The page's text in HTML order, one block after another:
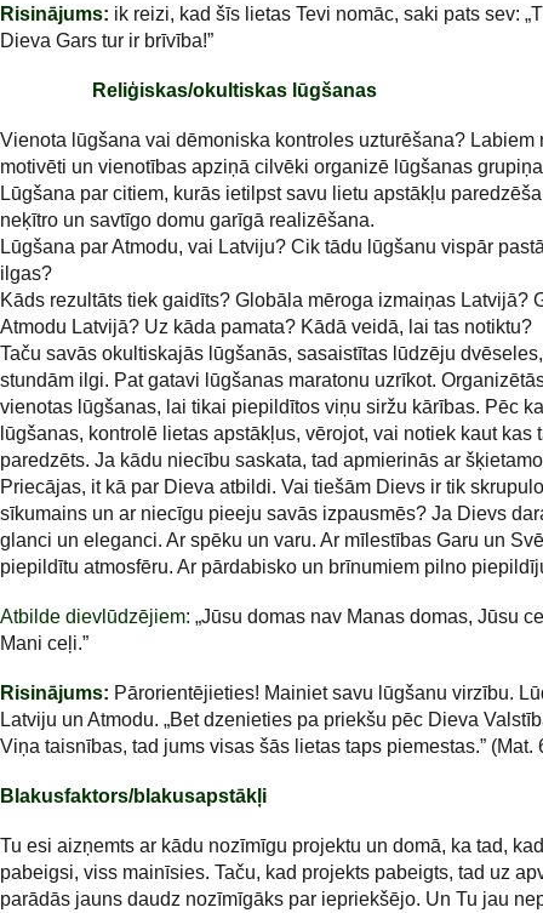
Risinājums: ik reizi, kad šīs lietas Tevi nomāc, saki pats sev:
Dieva Gars tur ir brīvība!”
Reliģiskas/okultiskas lūgšanas
Vienota lūgšana vai dēmoniska kontroles uzturēšana? Labiem
motivēti un vienotības apziņā cilvēki organizē lūgšanas
Lūgšana par citiem, kurās ietilpst savu lietu apstākļu
neķītro un savtīgo domu garīgā realizēšana.
Lūgšana par Atmodu, vai Latviju? Cik tādu lūgšanu vispār
ilgas?
Kāds rezultāts tiek gaidīts? Globāla mēroga izmaiņas Latvijā?
Atmodu Latvijā? Uz kāda pamata? Kādā veidā, lai tas notiktu?
Taču savās okultiskajās lūgšanās, sasaistītas lūdzēju
stundām ilgi. Pat gatavi lūgšanas maratonu uzrīkot.
vienotas lūgšanas, lai tikai piepildītos viņu siržu kārības. Pēc
lūgšanas, kontrolē lietas apstākļus, vērojot, vai notiek kaut kas
paredzēts. Ja kādu niecību saskata, tad apmierinās ar
Priecājas, it kā par Dieva atbildi. Vai tiešām Dievs ir tik
sīkumains un ar niecīgu pieeju savās izpausmēs? Ja Dievs
glanci un eleganci. Ar spēku un varu. Ar mīlestības Garu un
piepildītu atmosfēru. Ar pārdabisko un brīnumiem pilno
Atbilde dievlūdzējiem: „Jūsu domas nav Manas domas, Jūsu
Mani ceļi.”
Risinājums: Pārorientējieties! Mainiet savu lūgšanu virzību.
Latviju un Atmodu. „Bet dzenieties pa priekšu pēc Dieva
Viņa taisnības, tad jums visas šās lietas taps piemestas.” (Mat.
Blakusfaktors/blakusapstākļi
Tu esi aizņemts ar kādu nozīmīgu projektu un domā, ka tad,
pabeigsi, viss mainīsies. Taču, kad projekts pabeigts, tad uz
parādās jauns daudz nozīmīgāks par iepriekšējo. Un Tu jau